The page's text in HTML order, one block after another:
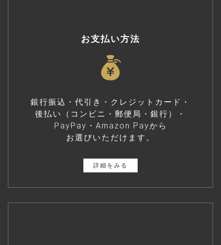
お支払い方法
銀行振込・代引き・クレジットカード・
後払い（コンビニ・郵便局・銀行）・
PayPay・Amazon Payから
お選びいただけます。
詳細をみる